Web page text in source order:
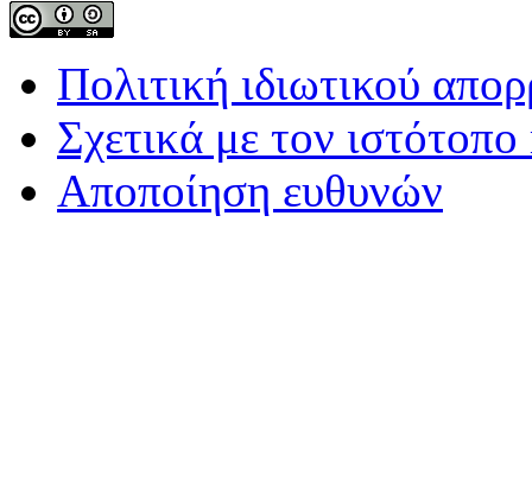
Πολιτική ιδιωτικού
Σχετικά με τον
Αποποίηση ευθυνών